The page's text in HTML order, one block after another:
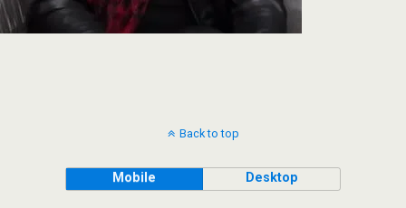
Back to top
Mobile Desktop